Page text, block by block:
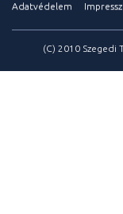
Adatvédelem
(C) 2010